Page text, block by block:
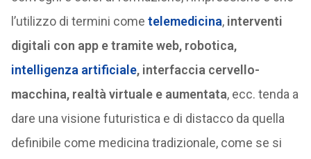
l’utilizzo di termini come telemedicina, interventi
digitali con app e tramite web, robotica,
intelligenza artificiale, interfaccia cervello-
macchina, realtà virtuale e aumentata, ecc. tenda a
dare una visione futuristica e di distacco da quella
definibile come medicina tradizionale, come se si